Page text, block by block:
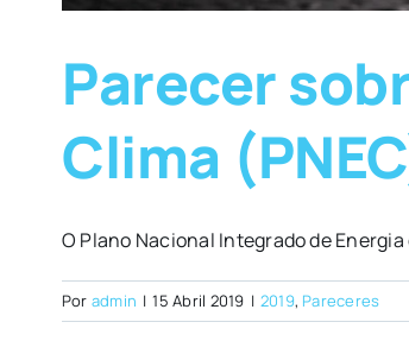
Parecer
Clima
O Plano Nacional Integrado de
Por admin | 15 Abril 2019 | 2019, Pareceres